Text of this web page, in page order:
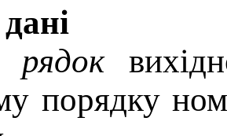
порядку